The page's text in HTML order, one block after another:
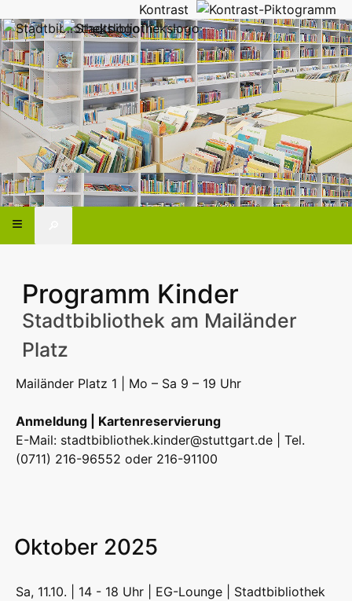
Kontrast
Programm Kinder
Stadtbibliothek am Mailänder
Platz
Mailänder Platz 1 | Mo – Sa 9 – 19 Uhr
Anmeldung | Kartenreservierung
E-Mail: stadtbibliothek.kinder@stuttgart.de | Tel.
(0711) 216-96552 oder 216-91100
Oktober 2025
Sa, 11.10. | 14 - 18 Uhr | EG-Lounge | Stadtbibliothek